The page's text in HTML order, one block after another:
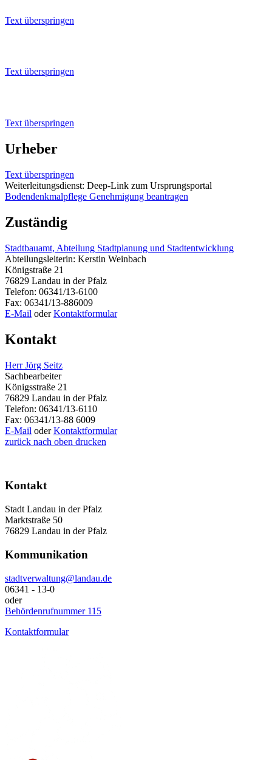
Text überspringen
Text überspringen
Text überspringen
Urheber
Text überspringen
Weiterleitungsdienst: Deep-Link zum Ursprungsportal
Bodendenkmalpflege Genehmigung beantragen
Zuständig
Stadtbauamt, Abteilung Stadtplanung und Stadtentwicklung
Abteilungsleiterin: Kerstin Weinbach
Königstraße 21
76829 Landau in der Pfalz
Telefon: 06341/13-6100
Fax: 06341/13-886009
E-Mail oderKontaktformular
Kontakt
Herr Jörg Seitz
Sachbearbeiter
Königsstraße 21
76829 Landau in der Pfalz
Telefon: 06341/13-6110
Fax: 06341/13-88 6009
E-Mail oderKontaktformular
zurück nach oben drucken
Kontakt
Stadt Landau in der Pfalz
Marktstraße 50
76829 Landau in der Pfalz
Kommunikation
stadtverwaltung@landau.de
06341 - 13-0
oder
Behördenrufnummer 115
Kontaktformular